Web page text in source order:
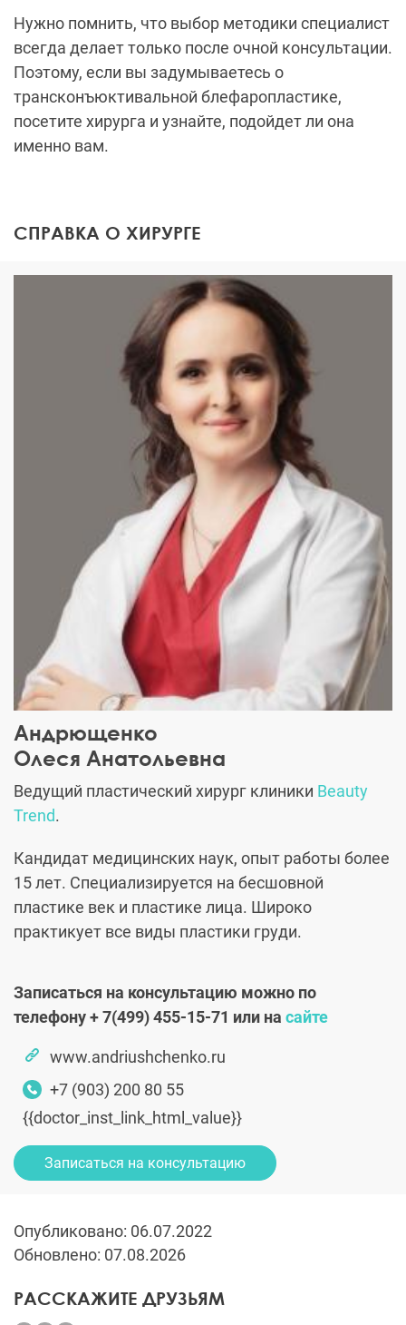
Нужно помнить, что выбор методики специалист
всегда делает только после очной консультации.
Поэтому, если вы задумываетесь о
трансконъюктивальной блефаропластике,
посетите хирурга и узнайте, подойдет ли она
именно вам.
СПРАВКА О ХИРУРГЕ
Андрющенко
Олеся Анатольевна
Ведущий пластический хирург клиники Beauty
Trend.
Кандидат медицинских наук, опыт работы более
15 лет. Специализируется на бесшовной
пластике век и пластике лица. Широко
практикует все виды пластики груди.
Записаться на консультацию можно по
телефону+ 7(499) 455-15-71 или на сайте
www.andriushchenko.ru
+7 (903) 200 80 55
{{doctor_inst_link_html_value}}
Записаться на консультацию
Опубликовано: 06.07.2022
Обновлено: 07.08.2026
РАССКАЖИТЕ ДРУЗЬЯМ